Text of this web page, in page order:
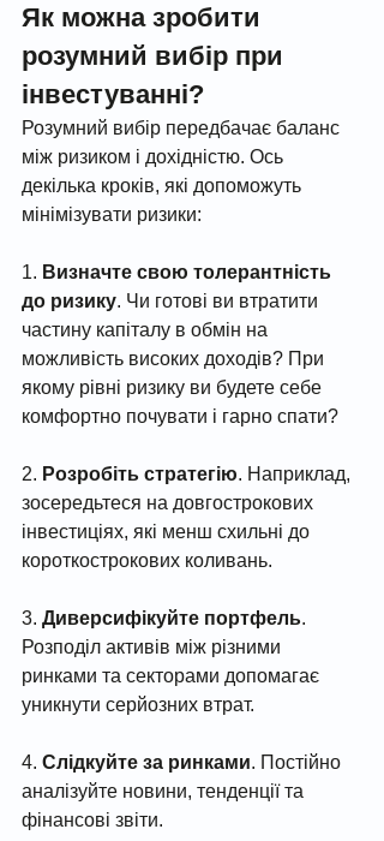
Як можна зробити
розумний вибір при
інвестуванні?
Розумний вибір передбачає баланс
між ризиком і дохідністю. Ось
декілька кроків, які допоможуть
мінімізувати ризики:
1. Визначте свою толерантність
до ризику. Чи готові ви втратити
частину капіталу в обмін на
можливість високих доходів? При
якому рівні ризику ви будете себе
комфортно почувати і гарно спати?
2. Розробіть стратегію. Наприклад,
зосередьтеся на довгострокових
інвестиціях, які менш схильні до
короткострокових коливань.
3. Диверсифікуйте портфель.
Розподіл активів між різними
ринками та секторами допомагає
уникнути серйозних втрат.
4. Слідкуйте за ринками. Постійно
аналізуйте новини, тенденції та
фінансові звіти.